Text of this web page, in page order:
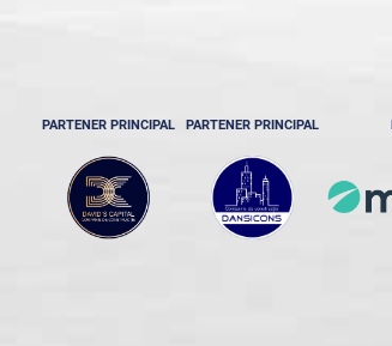
PARTENER PRINCIPAL PARTENER PRINCIPAL